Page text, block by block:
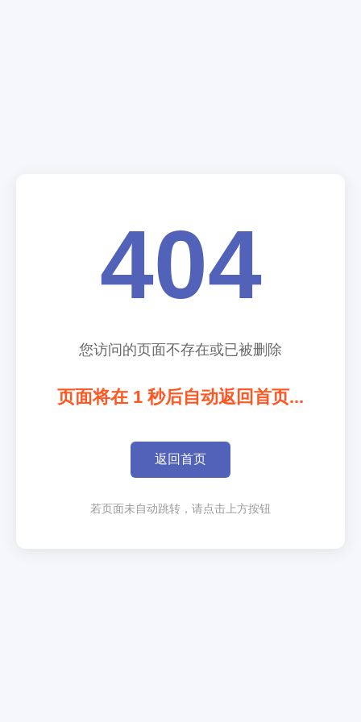
404
您访问的页面不存在或已被删除
页面将在 1 秒后自动返回首页...
返回首页
若页面未自动跳转，请点击上方按钮